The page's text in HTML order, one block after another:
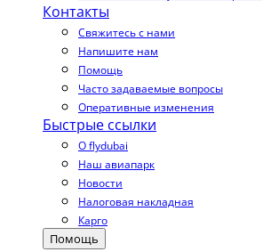
Контакты
Свяжитесь с нами
Напишите нам
Помощь
Часто задаваемые вопросы
Оперативные изменения
Быстрые ссылки
О flydubai
Наш авиапарк
Новости
Налоговая накладная
Карго
Помощь